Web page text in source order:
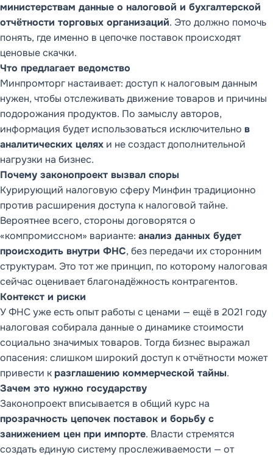
министерствам данные о налоговой и бухгалтерской
отчётности торговых организаций. Это должно помочь
понять, где именно в цепочке поставок происходят
ценовые скачки.
Что предлагает ведомство
Минпромторг настаивает: доступ к налоговым данным
нужен, чтобы отслеживать движение товаров и причины
подорожания продуктов. По замыслу авторов,
информация будет использоваться исключительно в
аналитических целях и не создаст дополнительной
нагрузки на бизнес.
Почему законопроект вызвал споры
Курирующий налоговую сферу Минфин традиционно
против расширения доступа к налоговой тайне.
Вероятнее всего, стороны договорятся о
«компромиссном» варианте: анализ данных будет
происходить внутри ФНС, без передачи их сторонним
структурам. Это тот же принцип, по которому налоговая
сейчас оценивает благонадёжность контрагентов.
Контекст и риски
У ФНС уже есть опыт работы с ценами — ещё в 2021 году
налоговая собирала данные о динамике стоимости
социально значимых товаров. Тогда бизнес выражал
опасения: слишком широкий доступ к отчётности может
привести кразглашению коммерческой тайны.
Зачем это нужно государству
Законопроект вписывается в общий курс на
прозрачность цепочек поставок и борьбу с
занижением цен при импорте. Власти стремятся
создать единую систему прослеживаемости — от